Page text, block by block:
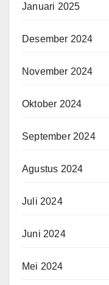
Januari 2025
Desember 2024
November 2024
Oktober 2024
September 2024
Agustus 2024
Juli 2024
Juni 2024
Mei 2024